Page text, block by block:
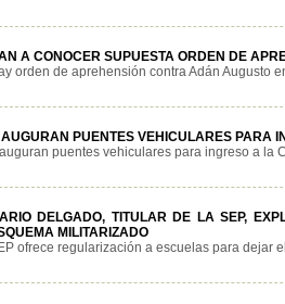
A CONOCER SUPUESTA ORDEN DE
orden de aprehensión contra Adán Augusto
PUENTES VEHICULARES PARA
puentes vehiculares para ingreso a la
DELGADO, TITULAR DE LA SEP,
MILITARIZADO
ofrece regularización a escuelas para dejar